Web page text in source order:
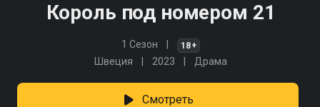
Король под номером 21
1 Сезон 18+
Швеция 2023 Драма
Смотреть